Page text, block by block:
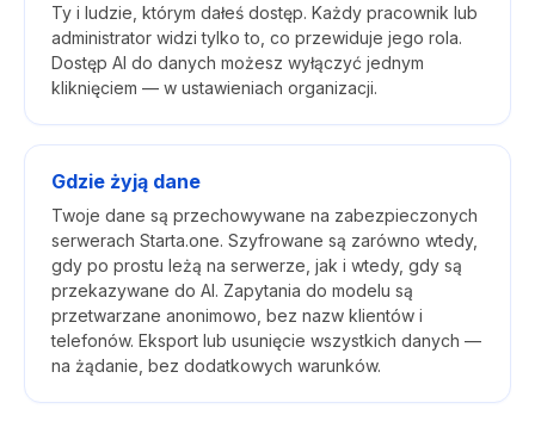
Ty i ludzie, którym dałeś dostęp. Każdy pracownik lub
administrator widzi tylko to, co przewiduje jego rola.
Dostęp AI do danych możesz wyłączyć jednym
kliknięciem — w ustawieniach organizacji.
Gdzie żyją dane
Twoje dane są przechowywane na zabezpieczonych
serwerach Starta.one. Szyfrowane są zarówno wtedy,
gdy po prostu leżą na serwerze, jak i wtedy, gdy są
przekazywane do AI. Zapytania do modelu są
przetwarzane anonimowo, bez nazw klientów i
telefonów. Eksport lub usunięcie wszystkich danych —
na żądanie, bez dodatkowych warunków.